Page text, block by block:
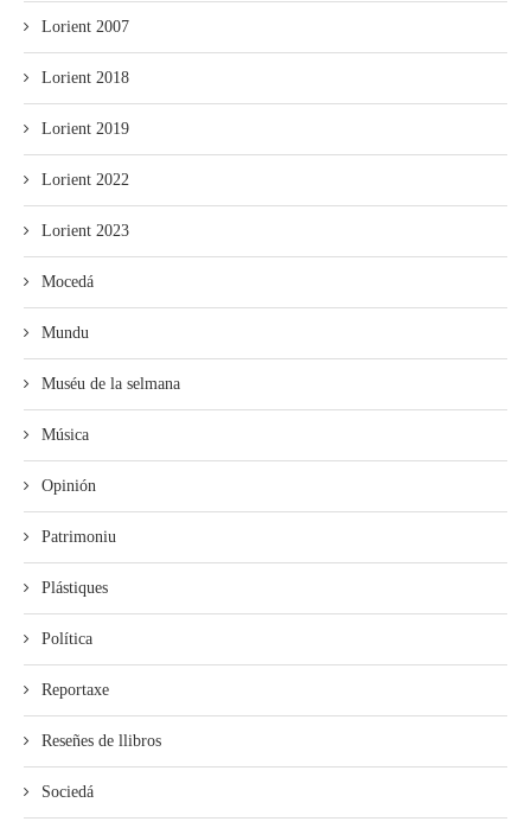
Lorient 2007
Lorient 2018
Lorient 2019
Lorient 2022
Lorient 2023
Mocedá
Mundu
Muséu de la selmana
Música
Opinión
Patrimoniu
Plástiques
Política
Reportaxe
Reseñes de llibros
Sociedá